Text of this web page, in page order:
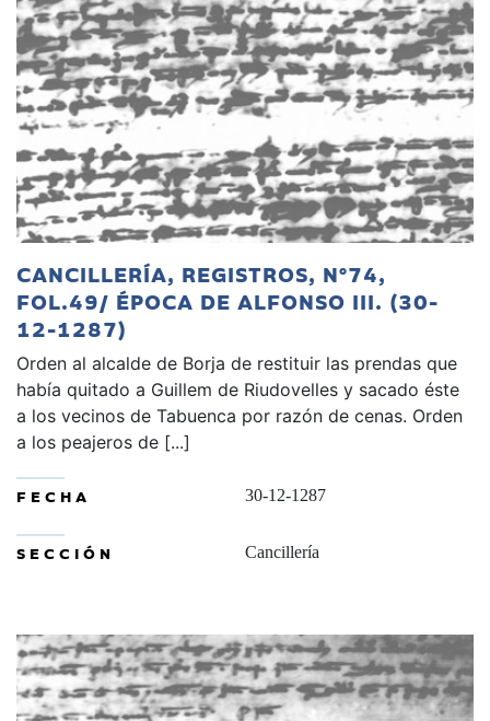
CANCILLERÍA, REGISTROS, Nº74,
FOL.49/ ÉPOCA DE ALFONSO III. (30-
12-1287)
Orden al alcalde de Borja de restituir las prendas que
había quitado a Guillem de Riudovelles y sacado éste
a los vecinos de Tabuenca por razón de cenas. Orden
a los peajeros de [...]
FECHA 30-12-1287
SECCIÓN Cancillería